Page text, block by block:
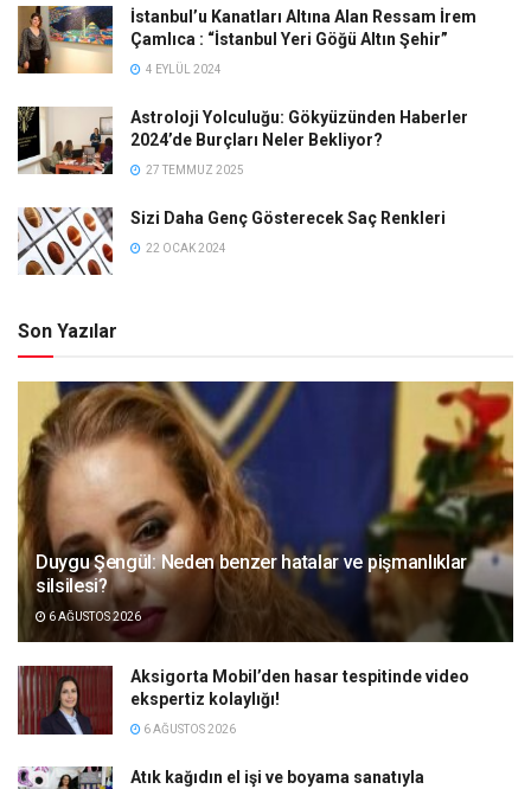
İstanbul’u Kanatları Altına Alan Ressam İrem
Çamlıca : “İstanbul Yeri Göğü Altın Şehir”
4 EYLÜL 2024
Astroloji Yolculuğu: Gökyüzünden Haberler
2024’de Burçları Neler Bekliyor?
27 TEMMUZ 2025
Sizi Daha Genç Gösterecek Saç Renkleri
22 OCAK 2024
Son Yazılar
Duygu Şengül: Neden benzer hatalar ve pişmanlıklar
silsilesi?
6 AĞUSTOS 2026
Aksigorta Mobil’den hasar tespitinde video
ekspertiz kolaylığı!
6 AĞUSTOS 2026
Atık kağıdın el işi ve boyama sanatıyla